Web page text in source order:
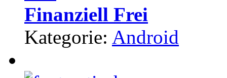
Finanziell Frei
Kategorie: Android